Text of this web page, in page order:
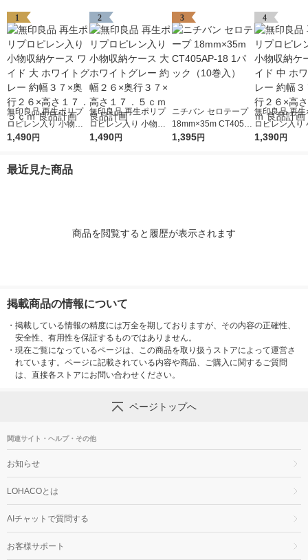
1
無印良品 再生ポリプ
ロピレン入り 小物収
納ケース ワイド 大 ホ
７．５ｃｍ 良品計画
1,490円
2
無印良品 再生ポリプ
ロピレン入り 小物収
納ケース 大 ホワイト
1,490円
3
ニチバン セロテープ
18mm×35m CT405A
P-18 1パック（10巻
1,395円
4
無印良品 再生
ロピレン入り
納ケース ワイ
1,390円
最近見た商品
商品を閲覧すると履歴が表示されます
掲載商品の情報について
・ 掲載している情報の精度には万全を期しておりますが、その内容の正確性、
安全性、有用性を保証するものではありません。
・ 現在ご覧になっているページは、この商品を取り扱うストアによって運営さ
れています。ページに記載されている内容や商品、ご購入に関するご質問
は、直接各ストアにお問い合わせください。
ページトップへ
関連サイト・ヘルプ・その他
お知らせ
LOHACOとは
AIチャットで質問する
お客様サポート